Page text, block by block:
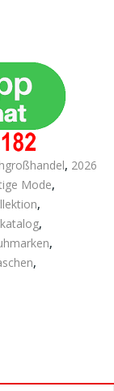
, 2026
Mode,
,
,
,
,